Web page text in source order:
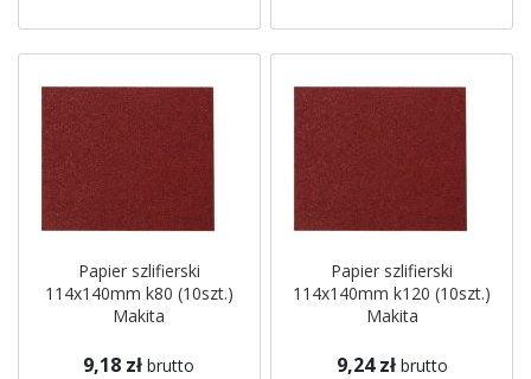
Papier szlifierski
114x140mm k80 (10szt.)
Makita
9,18 zł brutto
Papier szlifierski
114x140mm k120 (10szt.)
Makita
9,24 zł brutto